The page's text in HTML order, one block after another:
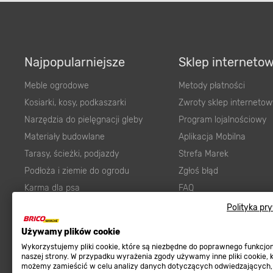
Polityka
Używamy plików cookie
Wykorzystujemy pliki cookie, które są niezbędne do poprawnego
naszej strony. W przypadku wyrażenia zgody używamy inne pliki cookie,
możemy zamieścić w celu analizy danych dotyczących odwiedzających,
Najpopularniejsze
Meble ogrodowe
Kosiarki, kosy, podkaszarki
Narzędzia do pielęgnacji gleby
Materiały budowlane
Tarasy, ścieżki, podjazdy
Podłoża i ziemie do ogrodu
Karma dla psa
Farby wewnętrzne białe
Elektryka
Panele
Sklep
Metody płatności
Zwroty sklep
Program lojalnościowy
Aplikacja Mobilna
Strefa Marek
Zgłoś błąd
FAQ
Prawny obowiązek
Regulaminy